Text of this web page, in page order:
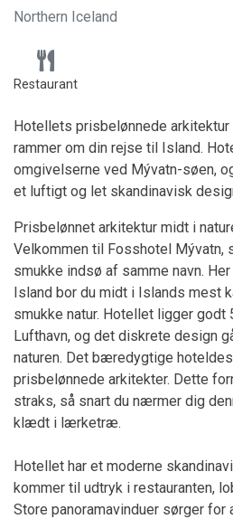
Northern Iceland
Restaurant
Hotellets prisbelønnede
rammer om din rejse til Island.
omgivelserne ved Mývatn-søen,
et luftigt og let skandinavisk
Prisbelønnet arkitektur midt i
Velkommen til Fosshotel Mývatn,
smukke indsø af samme navn.
Island bor du midt i Islands mest
smukke natur. Hotellet ligger godt
Lufthavn, og det diskrete design
naturen. Det bæredygtige
prisbelønnede arkitekter. Dette
straks, så snart du nærmer dig
klædt i lærketræ.
Hotellet har et moderne
kommer til udtryk i restauranten,
Store panoramavinduer sørger for